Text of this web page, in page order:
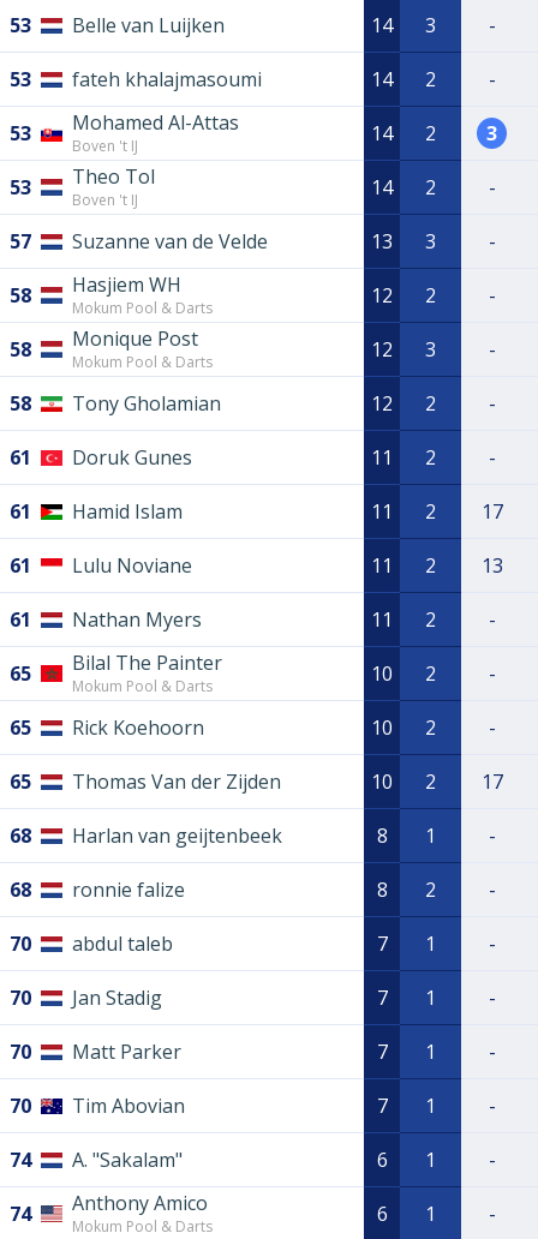
53 Belle van Luijken 14 3 -
53 fateh khalajmasoumi 14 2 -
53 Mohamed Al-Attas
Boven 't IJ 14 2 3
53 Theo Tol
Boven 't IJ 14 2 -
57 Suzanne van de Velde 13 3 -
58 Hasjiem WH
Mokum Pool & Darts 12 2 -
58 Monique Post
Mokum Pool & Darts 12 3 -
58 Tony Gholamian 12 2 -
61 Doruk Gunes 11 2 -
61 Hamid Islam 11 2 17
61 Lulu Noviane 11 2 13
61 Nathan Myers 11 2 -
65 Bilal The Painter
Mokum Pool & Darts 10 2 -
65 Rick Koehoorn 10 2 -
65 Thomas Van der Zijden 10 2 17
68 Harlan van geijtenbeek 8 1 -
68 ronnie falize 8 2 -
70 abdul taleb 7 1 -
70 Jan Stadig 7 1 -
70 Matt Parker 7 1 -
70 Tim Abovian 7 1 -
74 A. "Sakalam" 6 1 -
74 Anthony Amico
Mokum Pool & Darts 6 1 -